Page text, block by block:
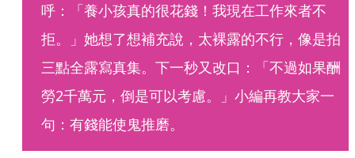
呼：「養小孩真的很花錢！我現在工作來者不
拒。」她想了想補充說，太裸露的不行，像是拍
三點全露寫真集。下一秒又改口：「不過如果酬
勞2千萬元，倒是可以考慮。」小編再教大家一
句：有錢能使鬼推磨。